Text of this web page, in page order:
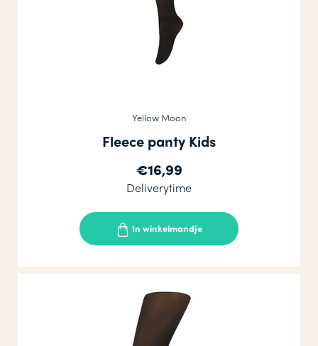
Yellow Moon
Fleece panty Kids
€16,99
Deliverytime
In winkelmandje